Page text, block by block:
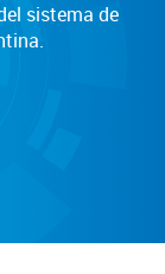
sistema de